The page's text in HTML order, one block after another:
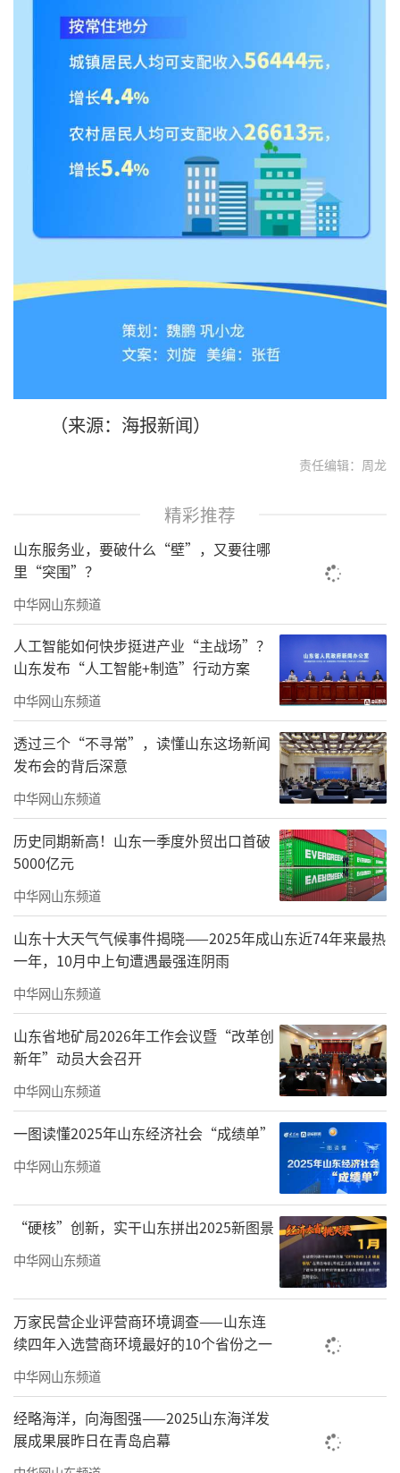
（来源：海报新闻）
责任编辑：周龙
精彩推荐
山东服务业，要破什么“壁”，又要往哪
里“突围”？
中华网山东频道
人工智能如何快步挺进产业“主战场”？
山东发布“人工智能+制造”行动方案
中华网山东频道
透过三个“不寻常”，读懂山东这场新闻
发布会的背后深意
中华网山东频道
历史同期新高！山东一季度外贸出口首破
5000亿元
中华网山东频道
山东十大天气气候事件揭晓——2025年成山东近74年来最热
一年，10月中上旬遭遇最强连阴雨
中华网山东频道
山东省地矿局2026年工作会议暨“改革创
新年”动员大会召开
中华网山东频道
一图读懂2025年山东经济社会“成绩单”
中华网山东频道
“硬核”创新，实干山东拼出2025新图景
中华网山东频道
万家民营企业评营商环境调查——山东连
续四年入选营商环境最好的10个省份之一
中华网山东频道
经略海洋，向海图强——2025山东海洋发
展成果展昨日在青岛启幕